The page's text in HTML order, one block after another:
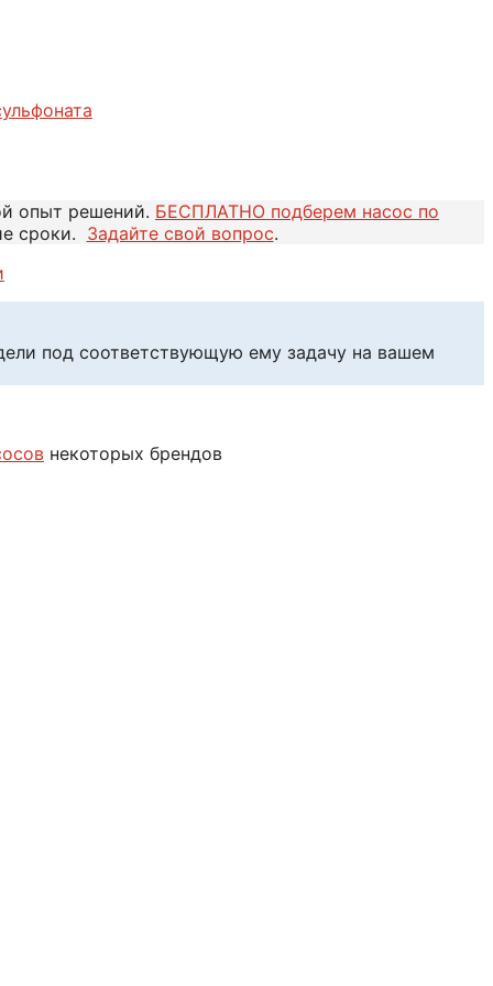
опыт решений. БЕСПЛАТНО подберем насос по
сроки. Задайте свой вопрос.
под соответствующую ему задачу на вашем
некоторых брендов